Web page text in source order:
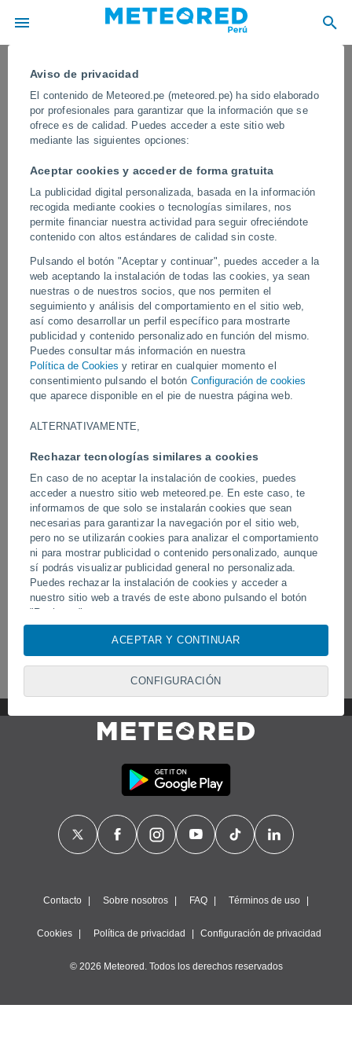
Aviso de privacidad
El contenido de Meteored.pe (meteored.pe) ha sido elaborado
por profesionales para garantizar que la información que se
ofrece es de calidad. Puedes acceder a este sitio web
mediante las siguientes opciones:
Aceptar cookies y acceder de forma gratuita
La publicidad digital personalizada, basada en la información
recogida mediante cookies o tecnologías similares, nos
permite financiar nuestra actividad para seguir ofreciéndote
contenido con altos estándares de calidad sin coste.
Pulsando el botón "Aceptar y continuar", puedes acceder a la
web aceptando la instalación de todas las cookies, ya sean
nuestras o de nuestros socios, que nos permiten el
seguimiento y análisis del comportamiento en el sitio web,
así como desarrollar un perfil específico para mostrarte
publicidad y contenido personalizado en función del mismo.
Puedes consultar más información en nuestra
Política de Cookies y retirar en cualquier momento el
consentimiento pulsando el botón Configuración de cookies
que aparece disponible en el pie de nuestra página web.
ALTERNATIVAMENTE,
Rechazar tecnologías similares a cookies
En caso de no aceptar la instalación de cookies, puedes
acceder a nuestro sitio web meteored.pe. En este caso, te
informamos de que solo se instalarán cookies que sean
necesarias para garantizar la navegación por el sitio web,
pero no se utilizarán cookies para analizar el comportamiento
ni para mostrar publicidad o contenido personalizado, aunque
sí podrás visualizar publicidad general no personalizada.
Puedes rechazar la instalación de cookies y acceder a
nuestro sitio web a través de este abono pulsando el botón
"Rechazar".
Con su consentimiento, nosotros ynuestros socios
almacenar, acceder y procesar datos personales como su
visita en este sitio web, las direcciones IP y los
identificadores de cookies. Es posible que algunos
interés legítimo, algo a lo que puedes oponerte. Para ello,
puede retirar su consentimiento u oponerse al tratamiento de
Política de Cookiesen este sitio web.
tratamiento de datos:
Almacenar la información en un dispositivo y/o acceder a
ella, uso de datos limitados para seleccionar anuncios
perfil para personalizar el contenido, uso de perfiles para la
de la publicidad, medir el rendimiento del contenido,
comprender al público a través de estadísticas o a través de
desarrollo y mejora de los servicios, uso de datos limitados
ACEPTAR Y CONTINUAR
CONFIGURACIÓN
Un aguacero provoca una destrucción
masiva en Uttrakhand, India.
El agua y la tierra se tragaron dos centros urbanos, los equipos
buscan sobrevivientes.
Vídeos
Ayer
Erupción y actividad intensa en el
volcán de Fuego, Guatemala.
Devastadora inundación
Chitral, Pakistán.
Contacto Sobre nosotros FAQ Términos de uso
Cookies Política de privacidad Configuración de privacidad
© 2026 Meteored. Todos los derechos reservados